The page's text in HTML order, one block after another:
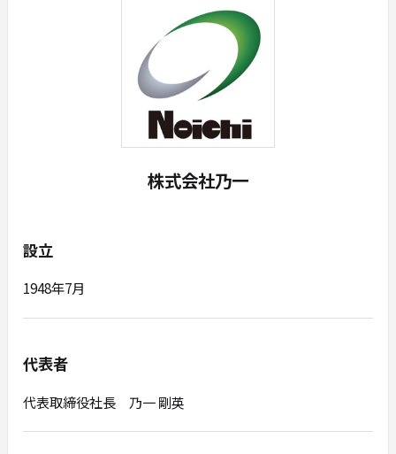
株式会社乃一
設立
1948年7月
代表者
代表取締役社長 乃一 剛英